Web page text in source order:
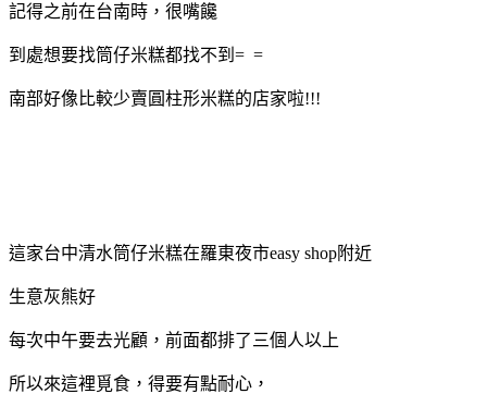
記得之前在台南時，很嘴饞
到處想要找筒仔米糕都找不到= =
南部好像比較少賣圓柱形米糕的店家啦!!!
這家台中清水筒仔米糕在羅東夜市easy shop附近
生意灰熊好
每次中午要去光顧，前面都排了三個人以上
所以來這裡覓食，得要有點耐心，